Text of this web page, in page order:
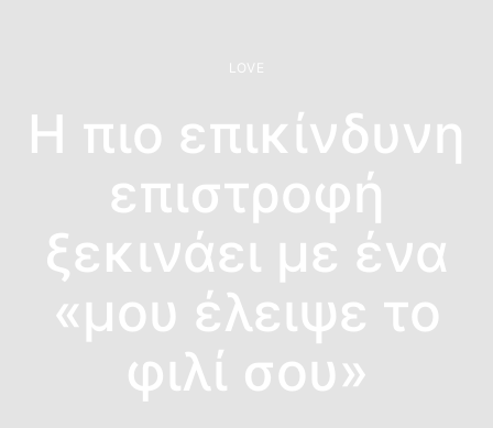
LOVE
Η πιο επικίνδυνη
επιστροφή
ξεκινάει με ένα
«μου έλειψε το
φιλί σου»